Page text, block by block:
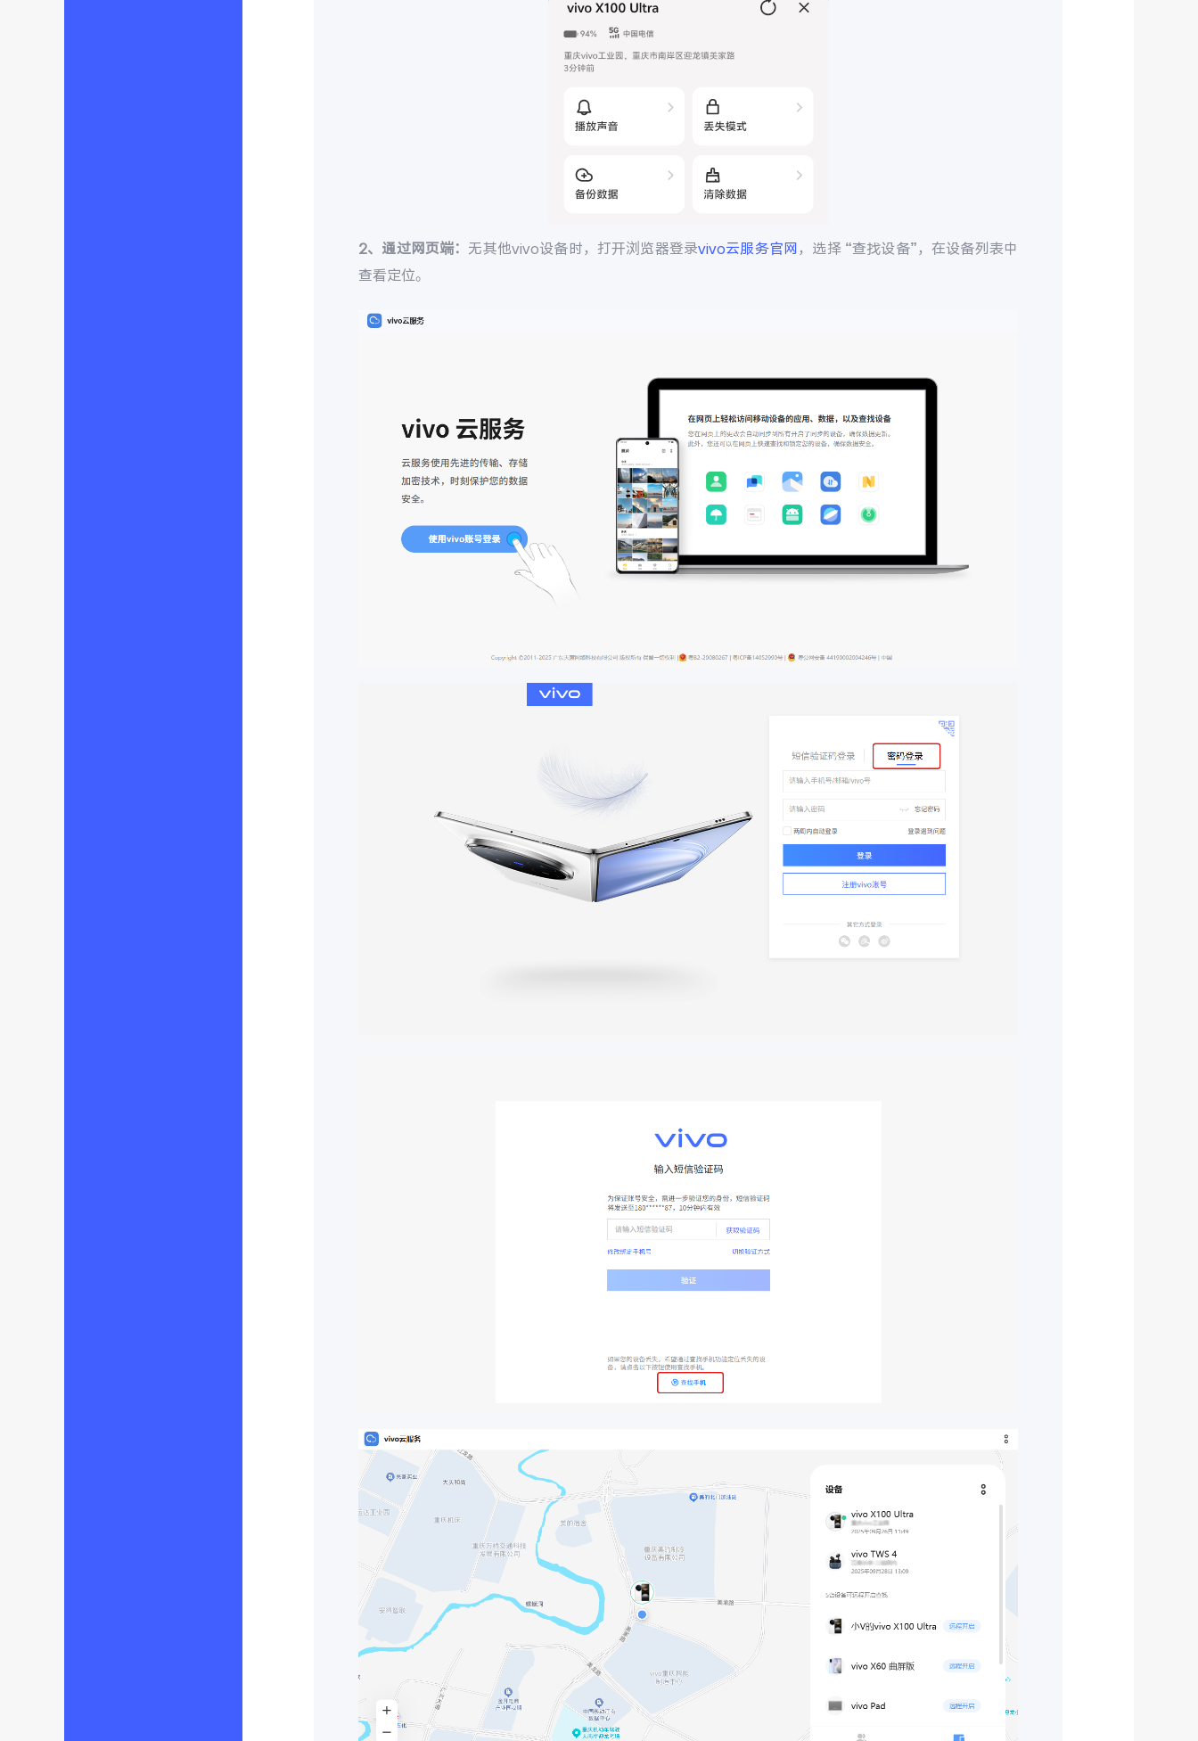
2、通过网页端： 无其他vivo设备时，打开浏览器登录vivo云服务官网 ，选择 “查找设备”，在设备列表中
查看定位。